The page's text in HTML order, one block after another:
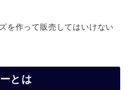
を作って販売してはいけない
とは